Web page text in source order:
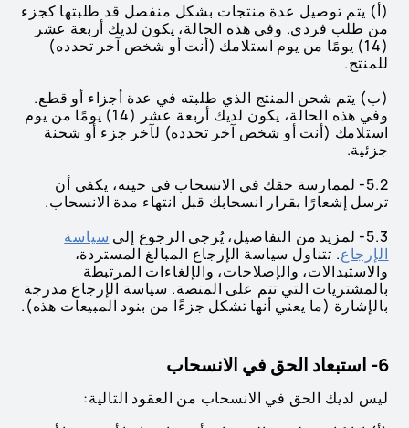
(أ) يتم توصيل عدة منتجات بشكل منفصل قد طلبتها كجزء
من طلب فردي. وفي هذه الحالة، يكون لديك أربعة عشر
(14) يومًا من يوم استلامك (أنت أو شخص آخر تحدده)
للمنتج.
(ب) يتم شحن المنتج الذي طلبته في عدة أجزاء أو قطع.
وفي هذه الحالة، يكون لديك أربعة عشر (14) يومًا من يوم
استلامك (أنت أو شخص آخر تحدده) لآخر جزء أو شحنة
جزئية.
5.2- لممارسة حقك في الانسحاب في حينه، يكفي أن
ترسل إشعارًا بقرار انسحابك قبل انتهاء مدة الانسحاب.
5.3- لمزيد من التفاصيل، يُرجى الرجوع إلى
سياسة
الإرجاع. تتناول سياسة الإرجاع المبالغ المستردة،
والاستبدالات، والإصلاحات، والإلغاءات المرتبطة
بالمشتريات التي تتم على المنصة. سياسة الإرجاع مدرجة
بالإشارة (ما يعني أنها تشكل جزءًا من بنود المبيعات هذه).
6- استبعاد الحق في الانسحاب
ليس لديك الحق في الانسحاب من العقود التالية: